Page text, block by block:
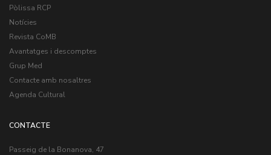
Pòlissa RCP
Notícies
Revista CoMB
Avantatges i descomptes
Grup Med
Contacte amb nosaltres
Agenda Cultural
CONTACTE
Passeig de la Bonanova, 47